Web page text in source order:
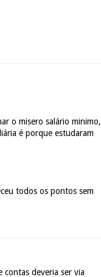
o misero salário minimo,
é porque estudaram
todos os pontos sem
deveria ser via